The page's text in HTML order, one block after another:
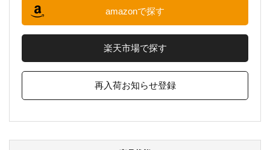
amazonで探す
楽天市場で探す
再入荷お知らせ登録